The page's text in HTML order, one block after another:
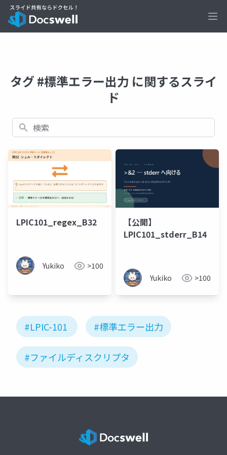
タグ #標準エラー出力 に関するスライ
ド
検索
LPIC101_regex_B32
Yukiko >100
【公開】
LPIC101_stderr_B14
Yukiko >100
#LPIC-101 #標準エラー出力
#ファイルディスクリプタ